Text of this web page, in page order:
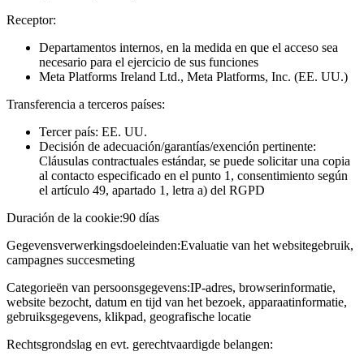
Receptor:
Departamentos internos, en la medida en que el acceso sea
necesario para el ejercicio de sus funciones
Meta Platforms Ireland Ltd., Meta Platforms, Inc. (EE. UU.)
Transferencia a terceros países:
Tercer país: EE. UU.
Decisión de adecuación/garantías/exención pertinente:
Cláusulas contractuales estándar, se puede solicitar una copia
al contacto especificado en el punto 1, consentimiento según
el artículo 49, apartado 1, letra a) del RGPD
Duración de la cookie:90 días
Gegevensverwerkingsdoeleinden:Evaluatie van het websitegebruik,
campagnes succesmeting
Categorieën van persoonsgegevens:IP-adres, browserinformatie,
website bezocht, datum en tijd van het bezoek, apparaatinformatie,
gebruiksgegevens, klikpad, geografische locatie
Rechtsgrondslag en evt. gerechtvaardigde belangen: